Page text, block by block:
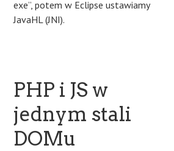
exe”, potem w Eclipse ustawiamy
JavaHL (JNI).
PHP i JS w
jednym stali
DOMu